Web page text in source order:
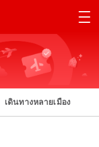
เดินทางหลายเมือง